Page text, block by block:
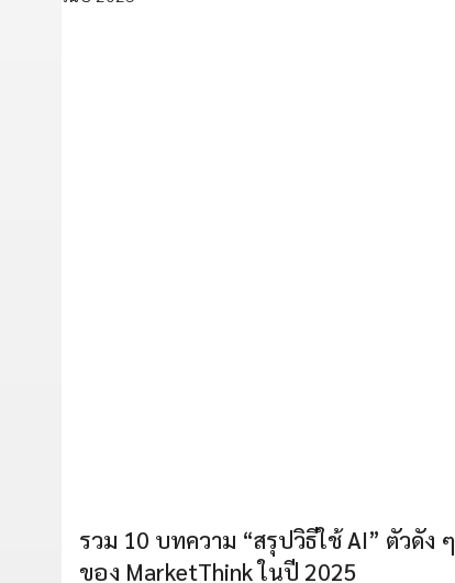
รวม 10 บทความ “สรุปวิธีใช้ AI” ตัวดัง ๆ
ของ MarketThink ในปี 2025